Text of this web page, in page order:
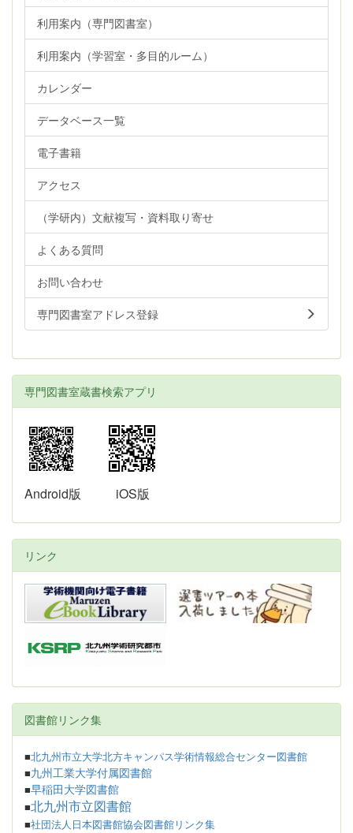
利用案内（専門図書室）
利用案内（学習室・多目的ルーム）
カレンダー
データベース一覧
電子書籍
アクセス
（学研内）文献複写・資料取り寄せ
よくある質問
お問い合わせ
専門図書室アドレス登録
専門図書室蔵書検索アプリ
Android版 iOS版
リンク
図書館リンク集
■北九州市立大学北方キャンパス学術情報総合センター図書館
■九州工業大学付属図書館
■早稲田大学図書館
■北九州市立図書館
■社団法人日本図書館協会図書館リンク集